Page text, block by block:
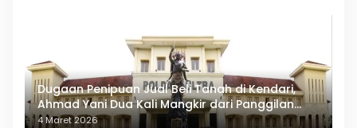
Dugaan Penipuan Jual Beli Tanah di Kendari,
Ahmad Yani Dua Kali Mangkir dari Panggilan
Polda Sultra
4 Maret 2026